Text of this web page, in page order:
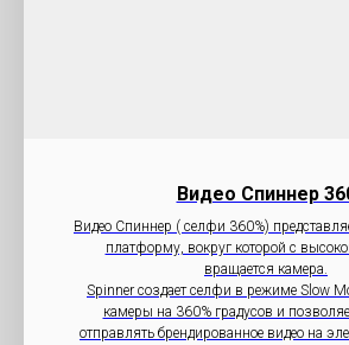
Видео Cпиннер
Видео Спиннер ( селфи 360%)
платформу, вокруг которой с
вращается камера.
Spinner создает селфи в режиме Slow
камеры на 360% градусов и
отправлять брендированное видео на